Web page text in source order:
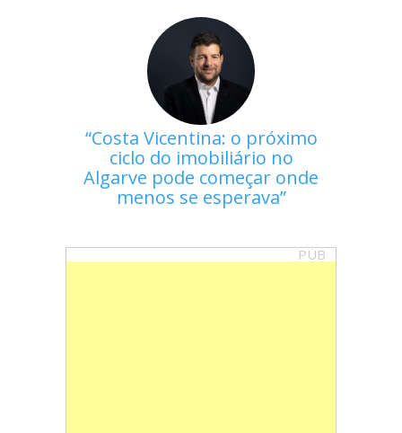
Costa Vicentina: o próximo
ciclo do imobiliário no
Algarve pode começar onde
menos se esperava
PUB